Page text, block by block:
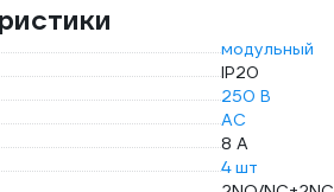
модульный
IP20
250 В
AC
8 А
4 шт